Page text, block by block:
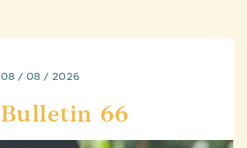
08 / 08 / 2026
Bulletin 66